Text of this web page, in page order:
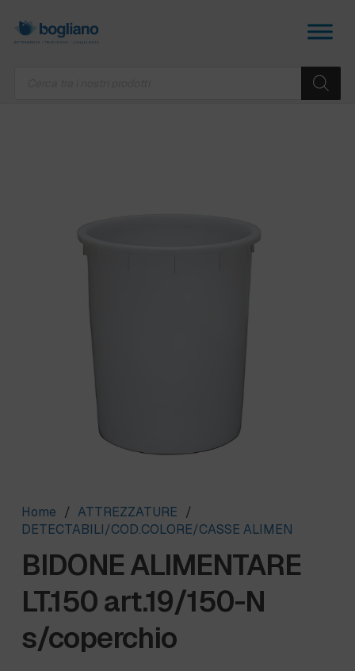
Home / ATTREZZATURE /
DETECTABILI/COD.COLORE/CASSE ALIMEN
BIDONE ALIMENTARE
LT.150 art.19/150-N
s/coperchio